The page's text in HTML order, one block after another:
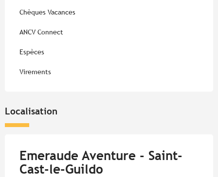
Chèques Vacances
ANCV Connect
Espèces
Virements
Localisation
Emeraude Aventure - Saint-
Cast-le-Guildo